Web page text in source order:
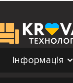
Інформація